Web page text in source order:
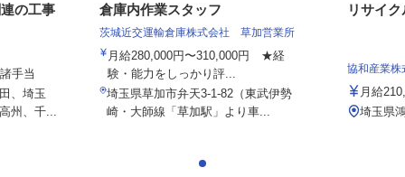
の工事
手当
、埼玉
州、千...
倉庫内作業スタッフ
茨城近交運輸倉庫株式会社 草加営業所
月給280,000円〜310,000円 ★経
験・能力をしっかり評...
埼玉県草加市弁天3-1-82（東武伊勢
崎・大師線「草加駅」より車...
リサイ
協和産業株
月給
埼玉県